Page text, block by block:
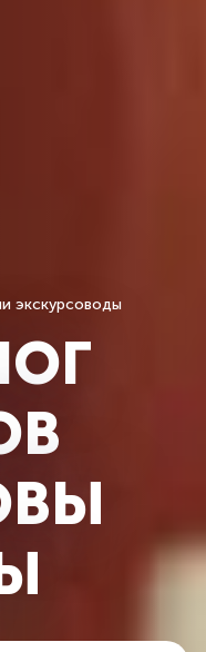
экскурсоводы